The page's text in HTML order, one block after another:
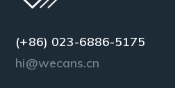
(+86) 023-6886-5175
hi@wecans.cn